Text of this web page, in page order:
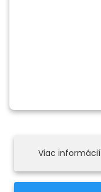
Viac informácií